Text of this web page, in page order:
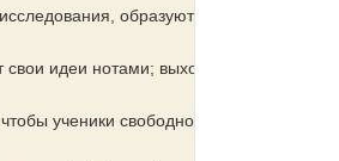
образуются
идеи нотами; выходит,
ученики свободно